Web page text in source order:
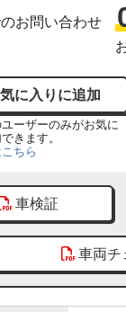
お問い合わせ
ーザーのみがお気に
きます。
ちら
車検証
車両チ